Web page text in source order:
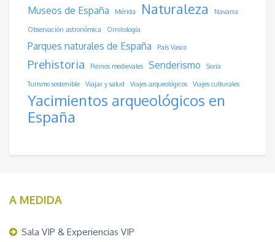
Museos de España Mérida Naturaleza Navarra
Observación astronómica Ornitología
Parques naturales de España País Vasco
Prehistoria Reinos medievales Senderismo Soria
Turismo sostenible Viajar y salud Viajes arqueológicos Viajes culturales
Yacimientos arqueológicos en
España
A MEDIDA
Sala VIP & Experiencias VIP